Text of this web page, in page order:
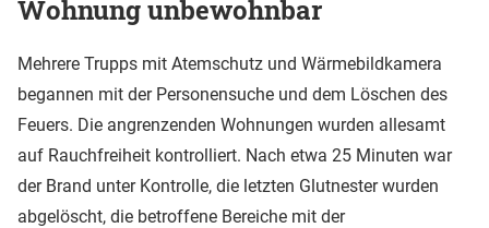
Wohnung unbewohnbar
Mehrere Trupps mit Atemschutz und Wärmebildkamera
begannen mit der Personensuche und dem Löschen des
Feuers. Die angrenzenden Wohnungen wurden allesamt
auf Rauchfreiheit kontrolliert. Nach etwa 25 Minuten war
der Brand unter Kontrolle, die letzten Glutnester wurden
abgelöscht, die betroffene Bereiche mit der